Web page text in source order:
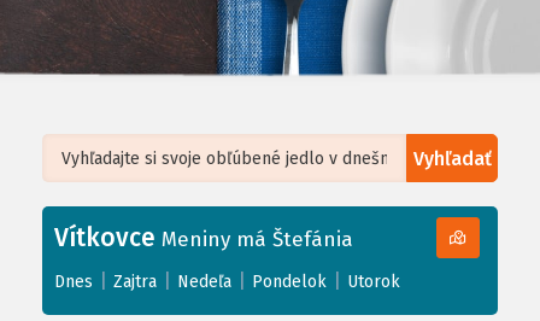
Vyhľadať
+
−
Leaflet| ©OpenStreetMap, Tiles courtesy ofHumanitarian OpenStreetMap
Vítkovce Meniny má Štefánia
Dnes Zajtra Nedeľa Pondelok Utorok